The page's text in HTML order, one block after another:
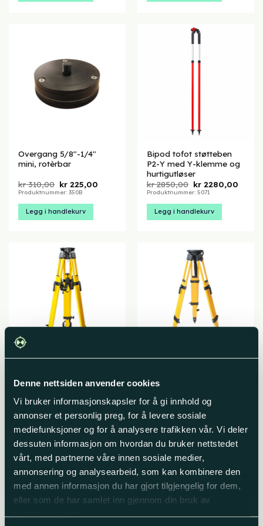
Denne nettsiden anvender cookies
Vi bruker informasjonskapsler for å gi innhold og
annonser et personlig preg, for å levere sosiale
mediefunksjoner og for å analysere trafikken vår. Vi deler
dessuten informasjon om hvordan du bruker nettstedet
vårt, med partnerne våre innen sosiale medier,
annonsering og analysearbeid, som kan kombinere den
med annen informasjon du har gjort tilgjengelig for dem,
eller som de har samlet inn gjennom din bruk av
Overgang 5/8″-1/4″
mini, rotèrbar
kr310,00 Opprinnelig
pris
kr 310,00.
kr 225,00
Produktnummer: 350B
Legg i handlekurv
Bipod tofot støtteben
P2-Y med Y-klemme og
hurtigutløser
kr2850,00 Opprinnelig
pris
kr 2850,00.
kr 2280,00
Produktnummer: 5071
Legg i handlekurv
Duty med klemme- og
kr7690,00 Opprinnelig
var:
kr 7690,00.
kr6920,00Nåværende
pris
er:
kr 6920,00.
Legg i handlekurv
med klemme- og skrulås
kr4800,00 Opprinnelig
pris
var:
kr 4800,00.
kr4320,00
kr
Produktnummer: 5501
Legg i handlekurv